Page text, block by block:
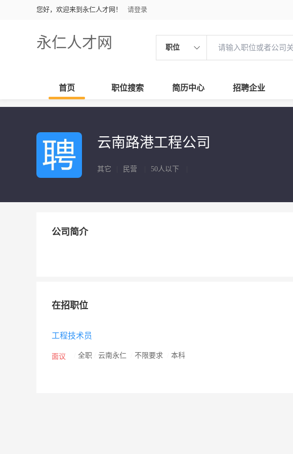
您好，欢迎来到永仁人才网！ 请登录
永仁人才网 职位
首页 职位搜索 简历中心 招聘企业
云南路港工程公司
其它 民营 50人以下
公司简介
在招职位
工程技术员
面议 全职 云南永仁 不限要求 本科